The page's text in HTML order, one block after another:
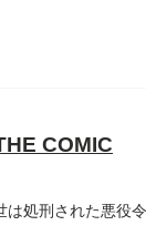
COMIC
は処刑された悪